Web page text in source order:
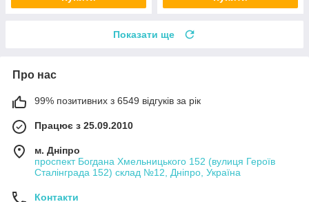
Показати ще
Про нас
99% позитивних з 6549 відгуків за рік
Працює з 25.09.2010
м. Дніпро
проспект Богдана Хмельницького 152 (вулиця Героїв
Сталінграда 152) склад №12, Дніпро, Україна
Контакти